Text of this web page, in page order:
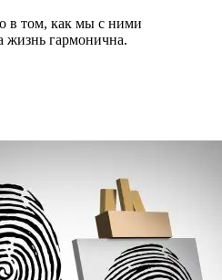
в том, как мы с ними
жизнь гармонична.